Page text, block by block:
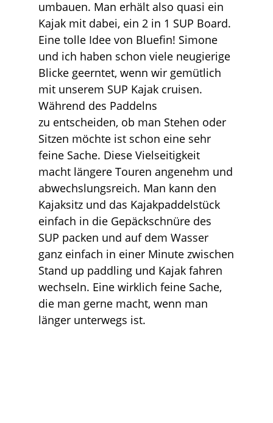
umbauen. Man erhält also quasi ein
Kajak mit dabei, ein 2 in 1 SUP Board.
Eine tolle Idee von Bluefin! Simone
und ich haben schon viele neugierige
Blicke geerntet, wenn wir gemütlich
mit unserem SUP Kajak cruisen.
Während des Paddelns
zu entscheiden, ob man Stehen oder
Sitzen möchte ist schon eine sehr
feine Sache. Diese Vielseitigkeit
macht längere Touren angenehm und
abwechslungsreich. Man kann den
Kajaksitz und das Kajakpaddelstück
einfach in die Gepäckschnüre des
SUP packen und auf dem Wasser
ganz einfach in einer Minute zwischen
Stand up paddling und Kajak fahren
wechseln. Eine wirklich feine Sache,
die man gerne macht, wenn man
länger unterwegs ist.